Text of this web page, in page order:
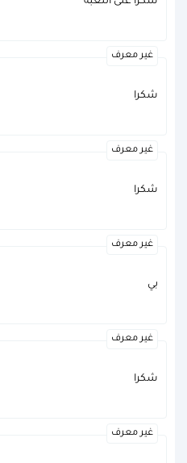
غير معرف
شكرا
غير معرف
شكرا
غير معرف
بي
غير معرف
شكرا
غير معرف